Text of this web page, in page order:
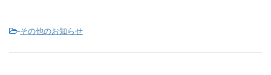
-その他のお知らせ